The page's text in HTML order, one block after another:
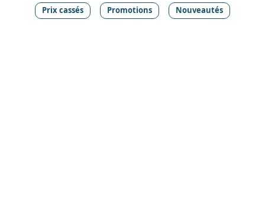
Prix cassés Promotions Nouveautés